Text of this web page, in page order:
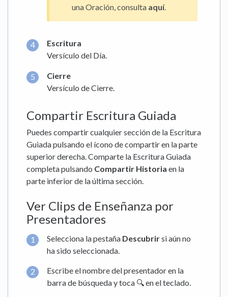
una Oración, consulta aquí.
Escritura
Versículo del Día.
Cierre
Versículo de Cierre.
Compartir Escritura Guiada
Puedes compartir cualquier sección de la Escritura
Guiada pulsando el ícono de compartir en la parte
superior derecha. Comparte la Escritura Guiada
completa pulsando Compartir Historia en la
parte inferior de la última sección.
Ver Clips de Enseñanza por
Presentadores
Selecciona la pestaña Descubrirsi aún no
ha sido seleccionada.
Escribe el nombre del presentador en la
barra de búsqueda y toca 🔍 en el teclado.